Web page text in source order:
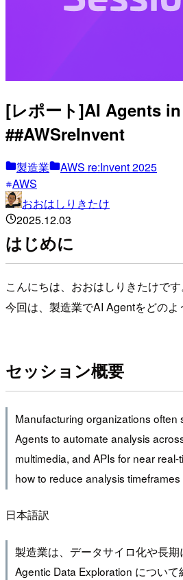
[レポート]AI Agents
##AWSreInvent
製造業
AWS re:Invent 2025
AWS
おおはしりきたけ
2025.12.03
はじめに
こんにちは、おおはしりきたけで
今回は、製造業でAI Agentをどの
セッション概要
Manufacturing organizations
Agents to automate analysis
multimedia, and APIs for near
how to reduce analysis
日本語訳
製造業は、データサイロ化や長
Agentic Data Exploration につい